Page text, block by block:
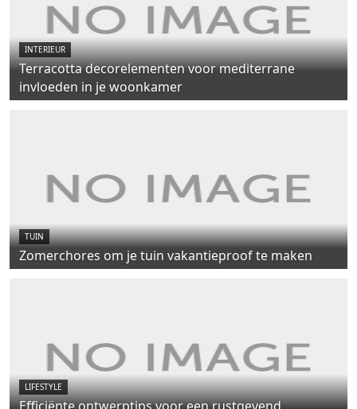
INTERIEUR
Terracotta decorelementen voor mediterrane
invloeden in je woonkamer
TUIN
Zomerchores om je tuin vakantieproof te maken
LIFESTYLE